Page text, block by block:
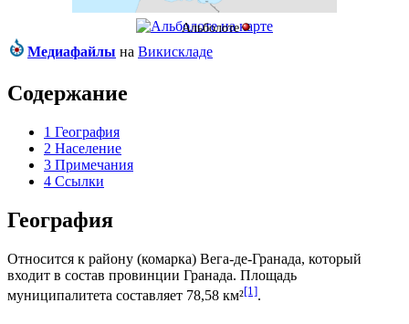
Альболоте
Медиафайлы на Викискладе
Содержание
1 География
2 Население
3 Примечания
4 Ссылки
География
Относится к району (комарка) Вега-де-Гранада, который
входит в состав провинции Гранада. Площадь
муниципалитета составляет 78,58 км²[1].